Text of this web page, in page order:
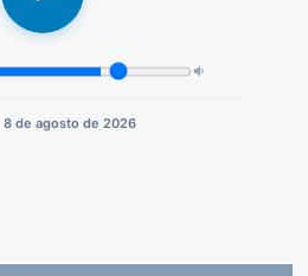
8 de agosto de 2026